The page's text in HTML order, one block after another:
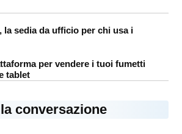
la sedia da ufficio per chi usa i
per vendere i tuoi fumetti
tablet
conversazione